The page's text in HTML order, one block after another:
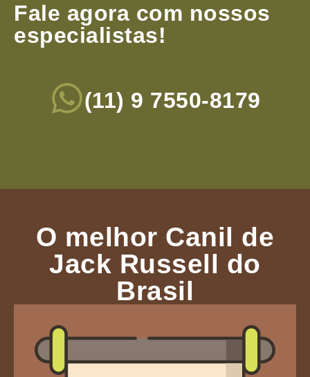
Fale agora com nossos
especialistas!
(11) 9 7550-8179
O melhor Canil de
Jack Russell do
Brasil